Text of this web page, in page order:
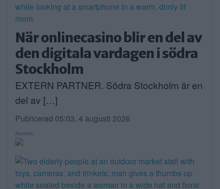
När onlinecasino blir en del av
den digitala vardagen i södra
Stockholm
EXTERN PARTNER. Södra Stockholm är en
del av […]
Publicerad 05:03, 4 augusti 2026
Annons: